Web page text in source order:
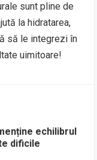
sunt pline de
la hidratarea,
să le integrezi în
uimitoare!
echilibrul
dificile